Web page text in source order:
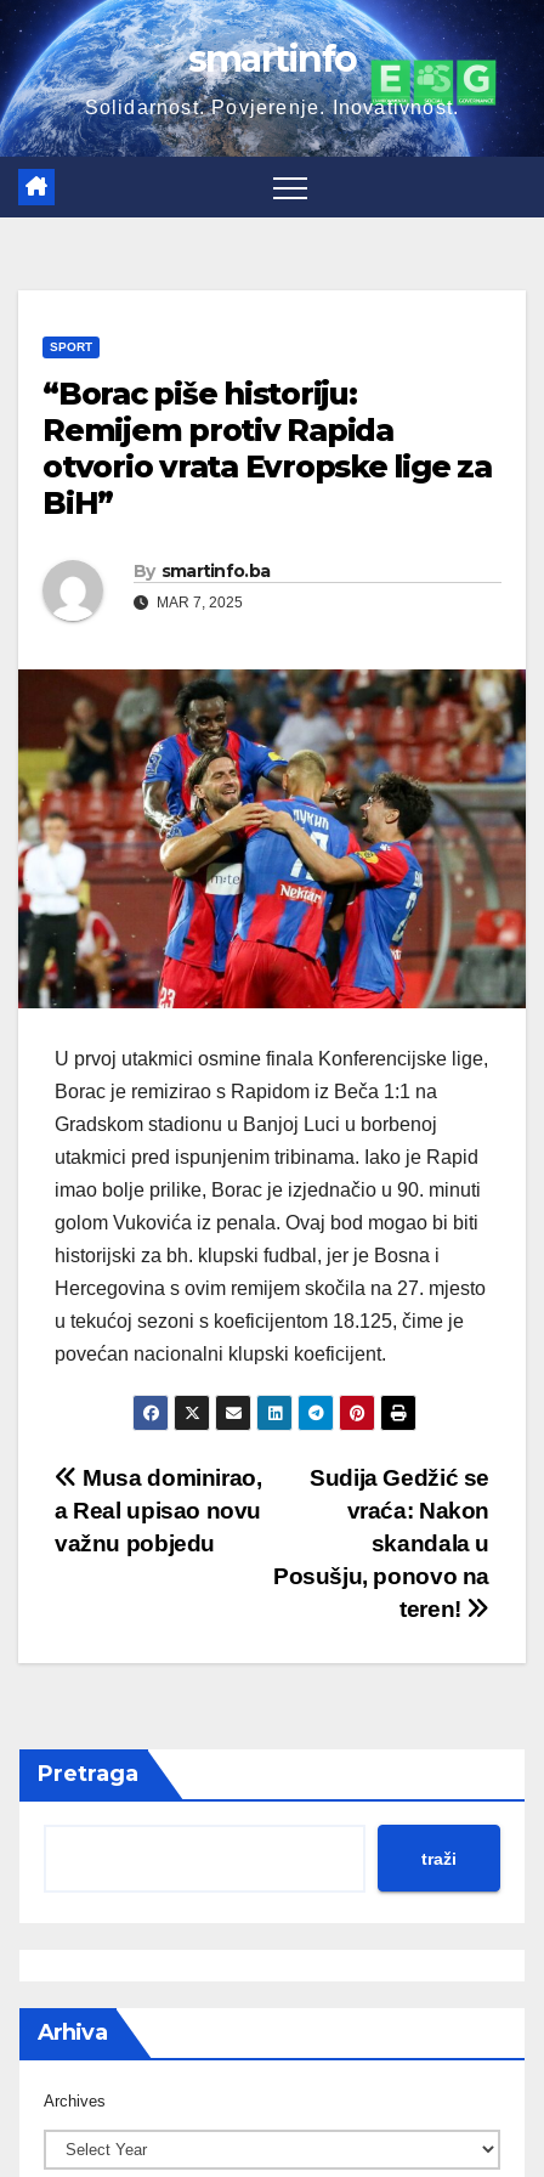
Skip
to
content
smartinfo
Solidarnost. Povjerenje. Inovativnost.
SPORT
“Borac piše historiju:
Remijem protiv Rapida
otvorio vrata Evropske lige za
BiH”
By smartinfo.ba
MAR 7, 2025
U prvoj utakmici osmine finala Konferencijske lige,
Borac je remizirao s Rapidom iz Beča 1:1 na
Gradskom stadionu u Banjoj Luci u borbenoj
utakmici pred ispunjenim tribinama. Iako je Rapid
imao bolje prilike, Borac je izjednačio u 90. minuti
golom Vukovića iz penala. Ovaj bod mogao bi biti
historijski za bh. klupski fudbal, jer je Bosna i
Hercegovina s ovim remijem skočila na 27. mjesto
u tekućoj sezoni s koeficijentom 18.125, čime je
povećan nacionalni klupski koeficijent.
Post
navigation
Sudija Gedžić se
vraća: Nakon
skandala u
Posušju, ponovo na
teren!
Musa dominirao,
a Real upisao novu
važnu pobjedu
Pretraga
traži
Arhiva
Archives